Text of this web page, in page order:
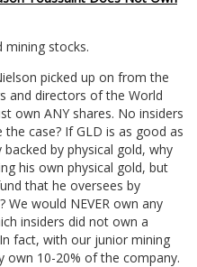
mining stocks.
picked up on from the
and directors of the World
own ANY shares. No insiders
case? If GLD is as good as
by physical gold, why
his own physical gold, but
that he oversees by
would NEVER own any
insiders did not own a
fact, with our junior mining
own 10-20% of the company.